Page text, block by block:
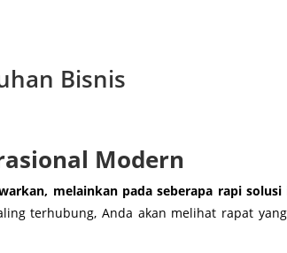
Bisnis
Modern
melainkan pada seberapa rapi
terhubung, Anda akan melihat rapat